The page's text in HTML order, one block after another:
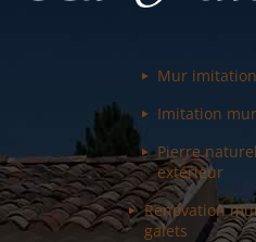
Mur imitation
Imitation mur
Pierre
extérieur
Renovation
galets